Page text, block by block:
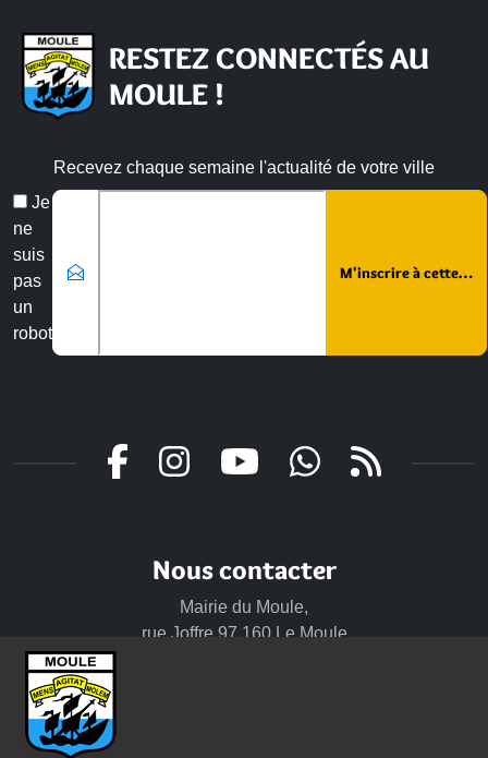
RESTEZ CONNECTÉS AU
MOULE !
Recevez chaque semaine l'actualité de votre ville
Je
ne
suis
pas
un
robot
Veuillez laisser ce champ vide :
Email
Nous contacter
Mairie du Moule,
rue Joffre 97 160 Le Moule